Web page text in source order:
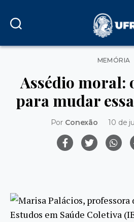
MEMÓRIA
Assédio moral:
para mudar
Por Conexão 10 de
Marisa Palácios,
Estudos em Saúde Coletiva